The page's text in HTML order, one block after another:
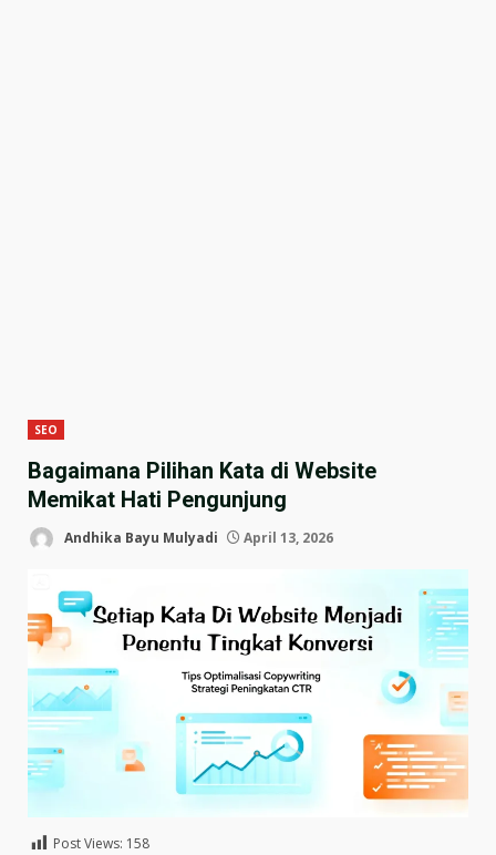
SEO
Bagaimana Pilihan Kata di Website
Memikat Hati Pengunjung
Andhika Bayu Mulyadi April 13, 2026
Post Views: 158